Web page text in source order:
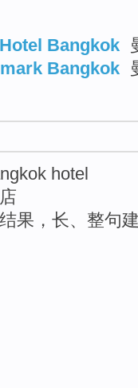
Bangkok
Bangkok
hotel
果，长、整句